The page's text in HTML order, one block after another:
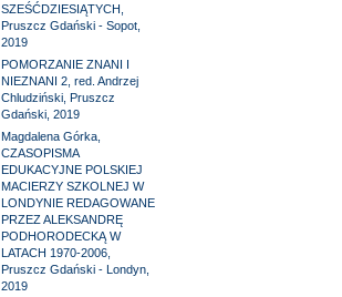
SZEŚĆDZIESIĄTYCH,
Pruszcz Gdański - Sopot,
2019
POMORZANIE ZNANI I
NIEZNANI 2, red. Andrzej
Chludziński, Pruszcz
Gdański, 2019
Magdalena Górka,
CZASOPISMA
EDUKACYJNE POLSKIEJ
MACIERZY SZKOLNEJ W
LONDYNIE REDAGOWANE
PRZEZ ALEKSANDRĘ
PODHORODECKĄ W
LATACH 1970-2006,
Pruszcz Gdański - Londyn,
2019